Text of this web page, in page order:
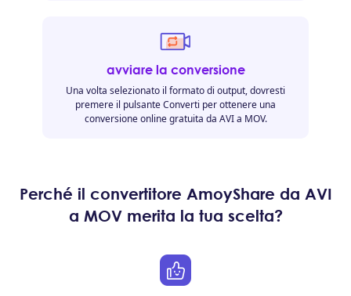
avviare la conversione
Una volta selezionato il formato di output, dovresti
premere il pulsante Converti per ottenere una
conversione online gratuita da AVI a MOV.
Perché il convertitore AmoyShare da AVI
a MOV merita la tua scelta?